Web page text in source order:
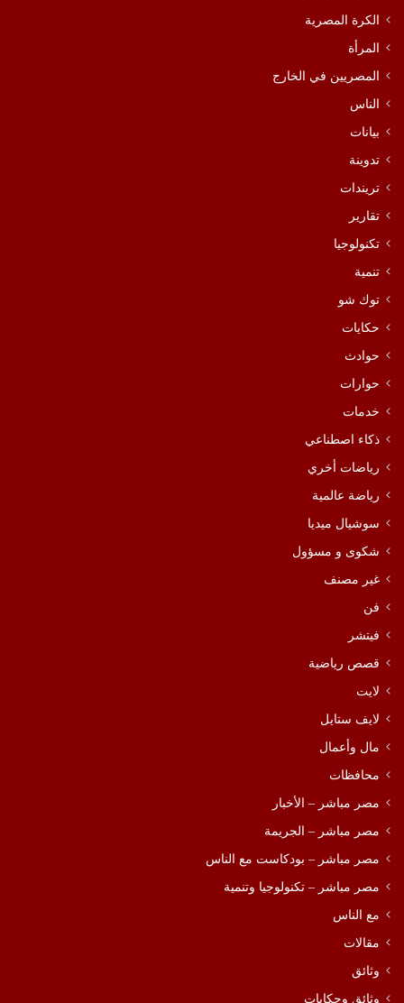
الكرة المصرية
المرأة
المصريين في الخارج
الناس
بيانات
تدوينة
تريندات
تقارير
تكنولوجيا
تنمية
توك شو
حكايات
حوادث
حوارات
خدمات
ذكاء اصطناعي
رياضات أخري
رياضة عالمية
سوشيال ميديا
شكوى و مسؤول
غير مصنف
فن
فيتشر
قصص رياضية
لايت
لايف ستايل
مال وأعمال
محافظات
مصر مباشر – الأخبار
مصر مباشر – الجريمة
مصر مباشر – بودكاست مع الناس
مصر مباشر – تكنولوجيا وتنمية
مع الناس
مقالات
وثائق
وثائق وحكايات